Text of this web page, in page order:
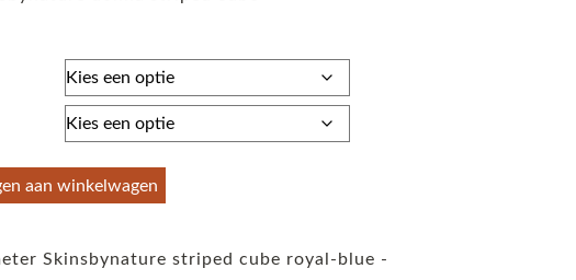
aan winkelwagen
Skinsbynature striped cube royal-blue -